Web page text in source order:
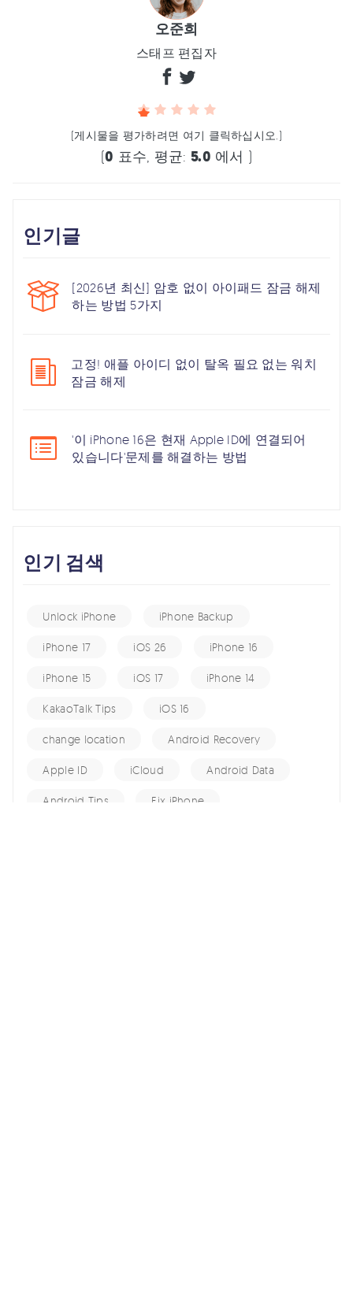
오준희
스태프 편집자
(게시물을 평가하려면 여기 클릭하십시오.)
(0 표수, 평균: 5.0 에서 )
인기글
[2026년 최신] 암호 없이 아이패드 잠금 해제
하는 방법 5가지
고정! 애플 아이디 없이 탈옥 필요 없는 워치
잠금 해제
'이 iPhone 16은 현재 Apple ID에 연결되어
있습니다'문제를 해결하는 방법
인기 검색
Unlock iPhone iPhone Backup
iPhone 17 iOS 26 iPhone 16
iPhone 15 iOS 17 iPhone 14
KakaoTalk Tips iOS 16
change location Android Recovery
Apple ID iCloud Android Data
Android Tips Fix iPhone